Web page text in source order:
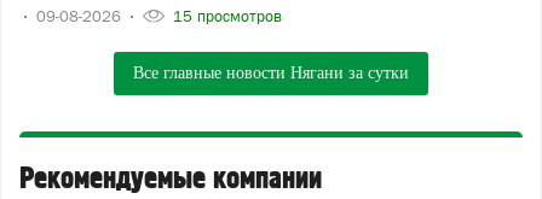
09-08-2026 15 просмотров
Все главные новости Нягани за сутки
Рекомендуемые компании